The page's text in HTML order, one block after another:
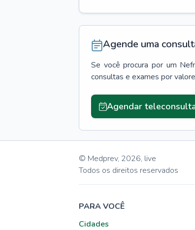
Agende uma
Se você procura por um
consultas e exames por
Agendar
© Medprev, 2026, live
Todos os direitos reservados
PARA VOCÊ
Cidades